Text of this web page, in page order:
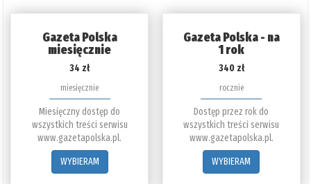
Gazeta Polska
miesięcznie
34 zł
miesięcznie
Miesięczny dostęp do
wszystkich treści serwisu
www.gazetapolska.pl.
WYBIERAM
Gazeta Polska - na
1 rok
340 zł
rocznie
Dostęp przez rok do
wszystkich treści serwisu
www.gazetapolska.pl.
WYBIERAM